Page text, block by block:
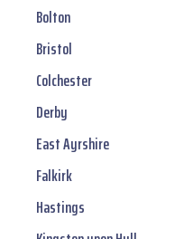
Bolton
Bristol
Colchester
Derby
East Ayrshire
Falkirk
Hastings